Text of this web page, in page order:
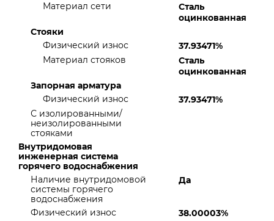
Материал сети
Сталь
оцинкованная
Стояки
Физический износ
37.93471%
Материал стояков
Сталь
оцинкованная
Запорная арматура
Физический износ
37.93471%
С изолированными/
неизолированными
стояками
Внутридомовая
инженерная система
горячего водоснабжения
Наличие внутридомовой
системы горячего
водоснабжения
Да
Физический износ 38.00003%